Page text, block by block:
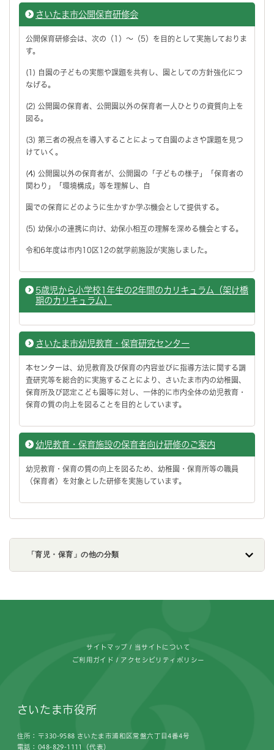
さいたま市公開保育研修会
公開保育研修会は、次の（1）～（5）を目的として実施しておりま
す。
(1) 自園の子どもの実態や課題を共有し、園としての方針強化につ
なげる。
(2) 公開園の保育者、公開園以外の保育者一人ひとりの資質向上を
図る。
(3) 第三者の視点を導入することによって自園のよさや課題を見つ
けていく。
(4) 公開園以外の保育者が、公開園の「子どもの様子」「保育者の
関わり」「環境構成」等を理解し、自
園での保育にどのように生かすか学ぶ機会として提供する。
(5) 幼保小の連携に向け、幼保小相互の理解を深める機会とする。
令和6年度は市内10区12の就学前施設が実施しました。
5歳児から小学校1年生の2年間のカリキュラム（架け橋
期のカリキュラム）
さいたま市幼児教育・保育研究センター
本センターは、幼児教育及び保育の内容並びに指導方法に関する調
査研究等を総合的に実施することにより、さいたま市内の幼稚園、
保育所及び認定こども園等に対し、一体的に市内全体の幼児教育・
保育の質の向上を図ることを目的としています。
幼児教育・保育施設の保育者向け研修のご案内
幼児教育・保育の質の向上を図るため、幼稚園・保育所等の職員
（保育者）を対象とした研修を実施しています。
「育児・保育」の他の分類
サイトマップ 当サイトについて
ご利用ガイド アクセシビリティポリシー
さいたま市役所
住所：〒330-9588 さいたま市浦和区常盤六丁目4番4号
電話：048-829-1111（代表）